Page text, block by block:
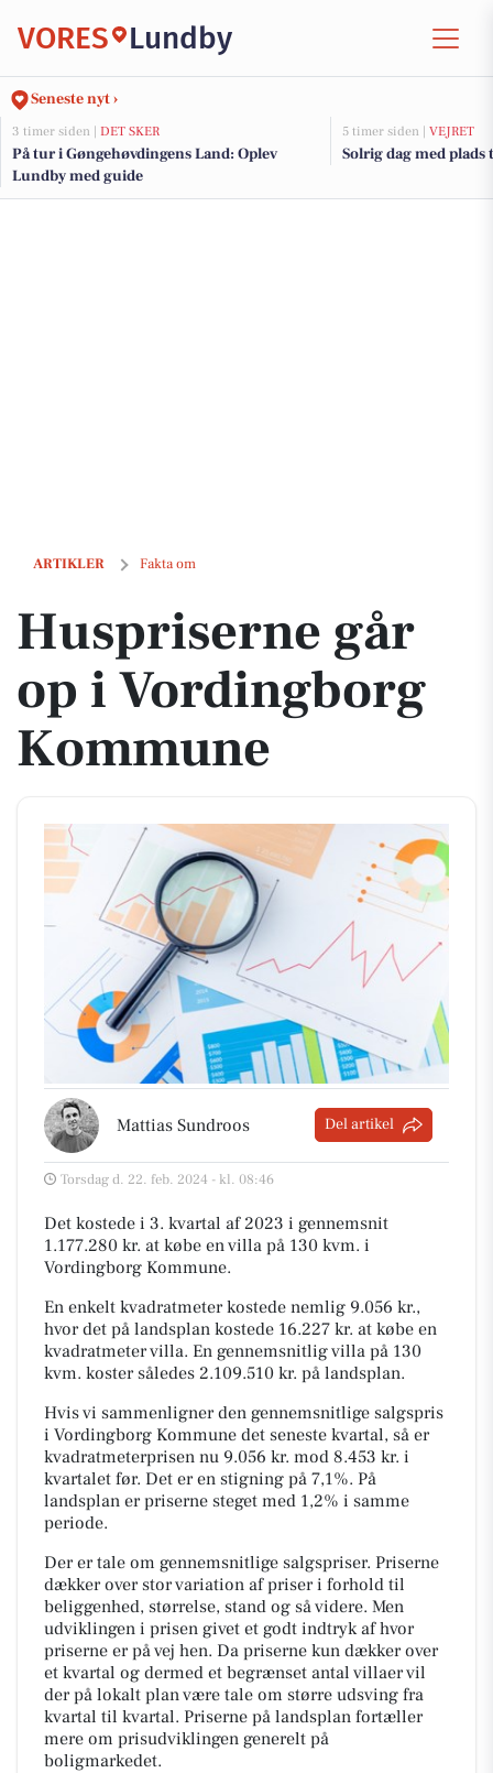
VORES Lundby
Seneste nyt ›
3 timer siden | DET SKER
På tur i Gøngehøvdingens Land: Oplev
Lundby med guide
5 timer siden | VEJRET
Solrig dag med
ARTIKLER Fakta om
Huspriserne går op i Vordingborg Kommune
Huspriserne går
op i Vordingborg
Kommune
Mattias Sundroos Del artikel
Torsdag d. 22. feb. 2024 - kl. 08:46
Det kostede i 3. kvartal af 2023 i gennemsnit
1.177.280 kr. at købe en villa på 130 kvm. i
Vordingborg Kommune.
En enkelt kvadratmeter kostede nemlig 9.056 kr.,
hvor det på landsplan kostede 16.227 kr. at købe en
kvadratmeter villa. En gennemsnitlig villa på 130
kvm. koster således 2.109.510 kr. på landsplan.
Hvis vi sammenligner den gennemsnitlige salgspris
i Vordingborg Kommune det seneste kvartal, så er
kvadratmeterprisen nu 9.056 kr. mod 8.453 kr. i
kvartalet før. Det er en stigning på 7,1%. På
landsplan er priserne steget med 1,2% i samme
periode.
Der er tale om gennemsnitlige salgspriser. Priserne
dækker over stor variation af priser i forhold til
beliggenhed, størrelse, stand og så videre. Men
udviklingen i prisen givet et godt indtryk af hvor
priserne er på vej hen. Da priserne kun dækker over
et kvartal og dermed et begrænset antal villaer vil
der på lokalt plan være tale om større udsving fra
kvartal til kvartal. Priserne på landsplan fortæller
mere om prisudviklingen generelt på
boligmarkedet.